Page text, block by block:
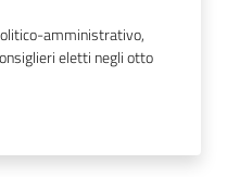
amministrativo,
eletti negli otto